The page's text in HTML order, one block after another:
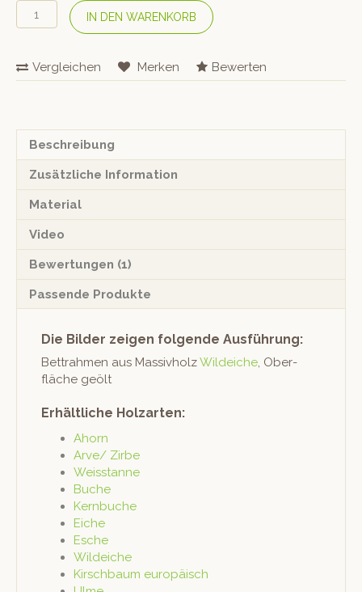
HUBERT
FELDKIRCHER
«Filipo
flex»
IN DEN WARENKORB
Vergleichen Merken Bewerten
Beschreibung
Zusätzliche Information
Material
Video
Bewertungen (1)
Passende Produkte
Die Bilder zeigen folgende Ausführung:
Bet­trah­men aus Mas­sivholzWilde­iche, Ober­
fläche geölt
Erhältliche Holzarten:
Ahorn
Arve/ Zirbe
Weis­stanne
Buche
Kern­buche
Eiche
Esche
Wilde­iche
Kirschbaum europäisch